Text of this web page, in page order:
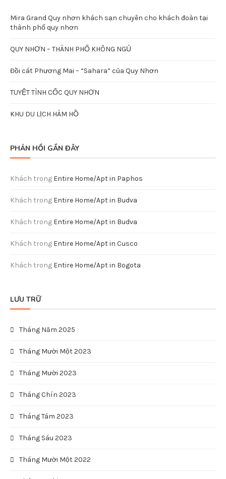
Mira Grand Quy nhơn khách sạn chuyên cho khách đoàn tại
thành phố quy nhơn
QUY NHƠN – THÀNH PHỐ KHÔNG NGỦ
Đồi cát Phương Mai – “Sahara” của Quy Nhơn
TUYỆT TÌNH CỐC QUY NHƠN
KHU DU LỊCH HÀM HỒ
PHẢN HỒI GẦN ĐÂY
Khách trong Entire Home/Apt in Paphos
Khách trong Entire Home/Apt in Budva
Khách trong Entire Home/Apt in Budva
Khách trong Entire Home/Apt in Cusco
Khách trong Entire Home/Apt in Bogota
LƯU TRỮ
Tháng Năm 2025
Tháng Mười Một 2023
Tháng Mười 2023
Tháng Chín 2023
Tháng Tám 2023
Tháng Sáu 2023
Tháng Mười Một 2022